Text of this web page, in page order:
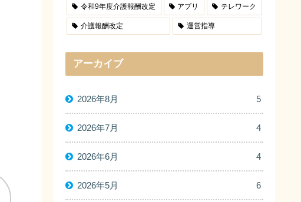
令和9年度介護報酬改定 アプリ テレワーク
介護報酬改定 運営指導
アーカイブ
2026年8月 5
2026年7月 4
2026年6月 4
2026年5月 6